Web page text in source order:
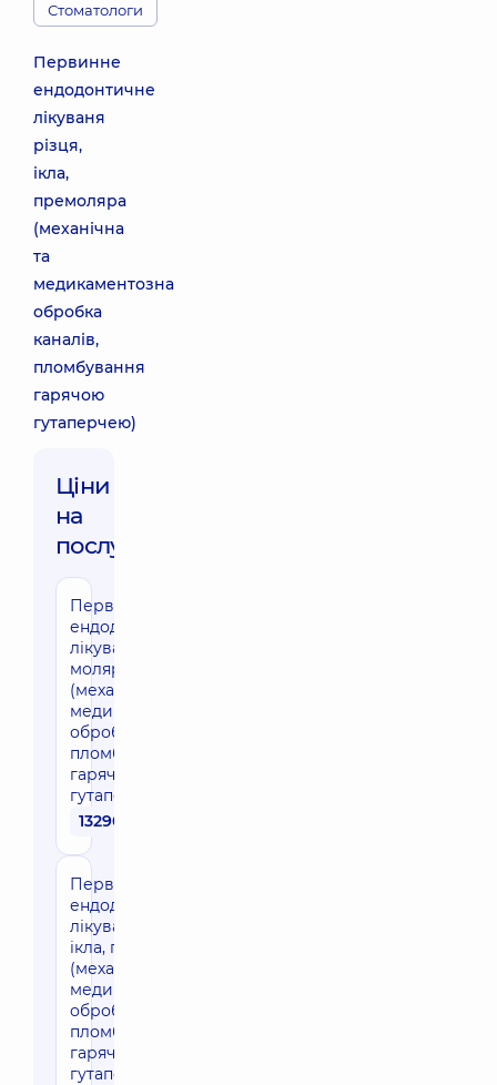
Стоматологи
Первинне
ендодонтичне
лікуваня
різця,
ікла,
премоляра
(механічна
та
медикаментозна
обробка
каналів,
пломбування
гарячою
гутаперчею)
Ціни
на
послуги:
Первинне
ендодонтичне
лікування
моляра
(механічна та
медикаментозна
обробка каналів,
пломбування
гарячою
гутаперчею)
13290 грн
Первинне
ендодонтичне
лікуваня різця,
ікла, премоляра
(механічна та
медикаментозна
обробка каналів,
пломбування
гарячою
гутаперчею)